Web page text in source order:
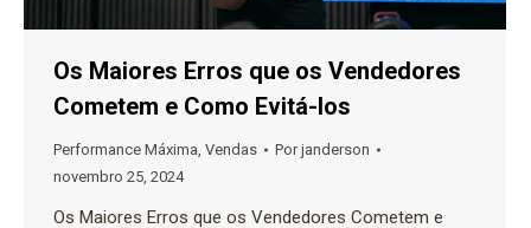
Os Maiores Erros que os Vendedores
Cometem e Como Evitá-los
Performance Máxima, Vendas Porjanderson
novembro 25, 2024
Os Maiores Erros que os Vendedores Cometem e